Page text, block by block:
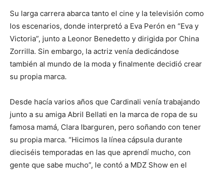
Su larga carrera abarca tanto el cine y la televisión como
los escenarios, donde interpretó a Eva Perón en “Eva y
Victoria”, junto a Leonor Benedetto y dirigida por China
Zorrilla. Sin embargo, la actriz venía dedicándose
también al mundo de la moda y finalmente decidió crear
su propia marca.
Desde hacía varios años que Cardinali venía trabajando
junto a su amiga Abril Bellati en la marca de ropa de su
famosa mamá, Clara Ibarguren, pero soñando con tener
su propia marca. “Hicimos la línea cápsula durante
dieciséis temporadas en las que aprendí mucho, con
gente que sabe mucho”, le contó a MDZ Show en el